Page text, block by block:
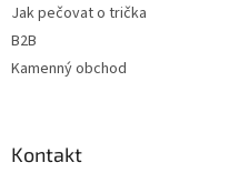
Jak pečovat o trička
B2B
Kamenný obchod
Kontakt